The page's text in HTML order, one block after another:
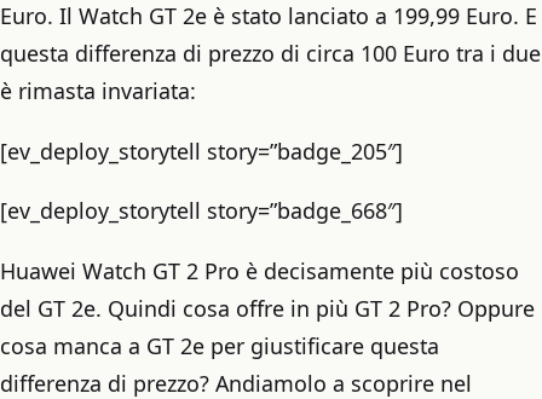
Euro. Il Watch GT 2e è stato lanciato a 199,99 Euro. E
questa differenza di prezzo di circa 100 Euro tra i due
è rimasta invariata:
[ev_deploy_storytell story=”badge_205″]
[ev_deploy_storytell story=”badge_668″]
Huawei Watch GT 2 Pro è decisamente più costoso
del GT 2e. Quindi cosa offre in più GT 2 Pro? Oppure
cosa manca a GT 2e per giustificare questa
differenza di prezzo? Andiamolo a scoprire nel